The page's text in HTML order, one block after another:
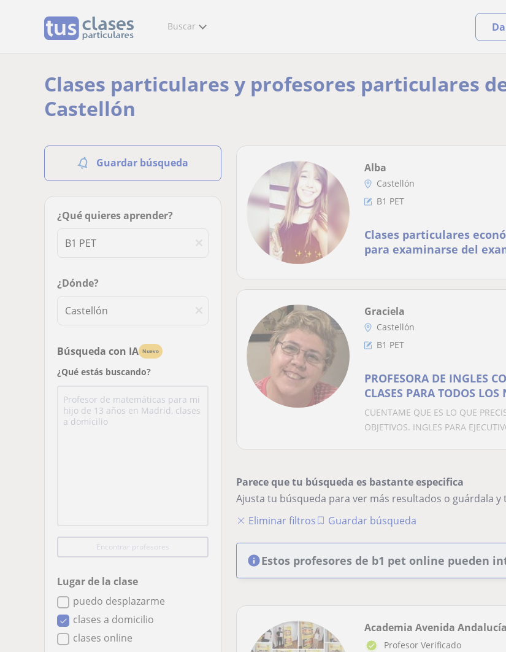
Buscar
Clases particulares y profesores particulares
Castellón
Guardar búsqueda
¿Qué quieres aprender?
¿Dónde?
Búsqueda con IA Nuevo
¿Qué estás buscando?
Encontrar profesores
Lugar de la clase
puedo desplazarme
clases a domicilio
clases online
Alba
Castellón
B1 PET
Clases particulares
para examinarse del
Graciela
Castellón
B1 PET
PROFESORA DE INGLES
CLASES PARA TODOS
PREPARATORIOS DE
CUENTAME QUE ES LO QUE
OBJETIVOS. INGLES PARA
Parece que tu búsqueda es bastante especifica
Ajusta tu búsqueda para ver más resultados o guárdala
Eliminar filtros
Guardar búsqueda
Estos profesores de b1 pet online pueden
Academia Avenida Andalucía
Profesor Verificado